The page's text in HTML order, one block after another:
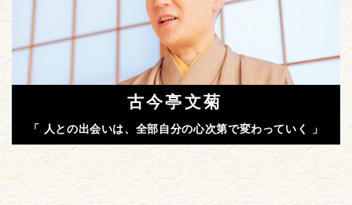
古今亭文菊
「 人との出会いは、全部自分の心次第で変わっていく 」